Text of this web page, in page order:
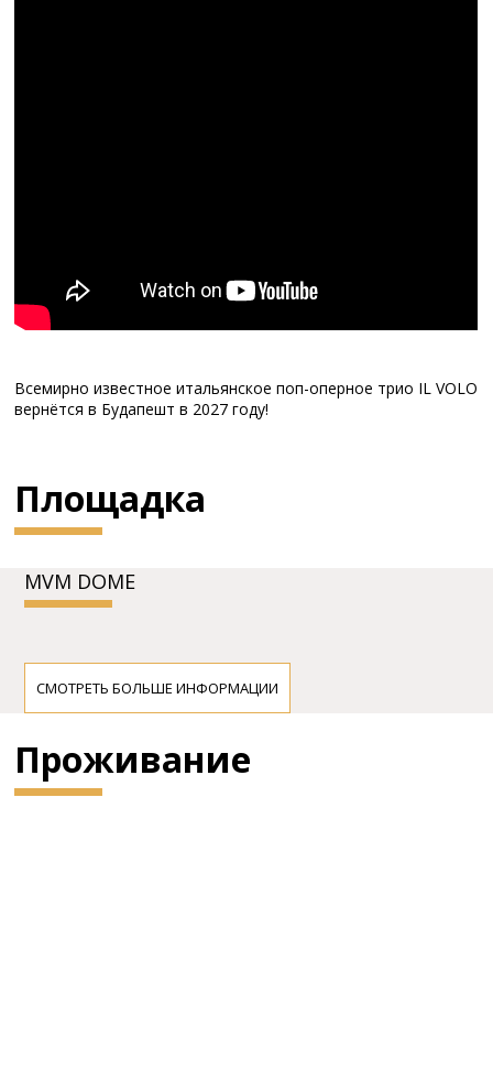
Всемирно известное итальянское поп-оперное трио IL VOLO
вернётся в Будапешт в 2027 году!
Площадка
MVM DOME
СМОТРЕТЬ БОЛЬШЕ ИНФОРМАЦИИ
Проживание